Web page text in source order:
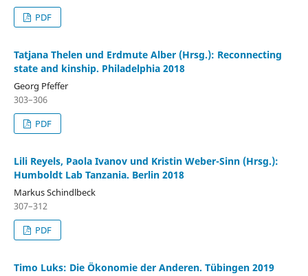
PDF
Tatjana Thelen und Erdmute Alber (Hrsg.): Reconnecting
state and kinship. Philadelphia 2018
Georg Pfeffer
303–306
PDF
Lili Reyels, Paola Ivanov und Kristin Weber-Sinn (Hrsg.):
Humboldt Lab Tanzania. Berlin 2018
Markus Schindlbeck
307–312
PDF
Timo Luks: Die Ökonomie der Anderen. Tübingen 2019